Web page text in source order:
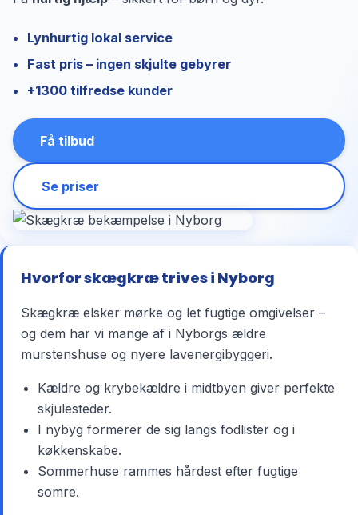
Lynhurtig lokal service
Fast pris – ingen skjulte gebyrer
+1300 tilfredse kunder
Få tilbud
Se priser
Hvorfor skægkræ trives i Nyborg
Skægkræ elsker mørke og let fugtige omgivelser –
og dem har vi mange af i Nyborgs ældre
murstenshuse og nyere lavenergibyggeri.
Kældre og krybekældre i midtbyen giver perfekte
skjulesteder.
I nybyg formerer de sig langs fodlister og i
køkkenskabe.
Sommerhuse rammes hårdest efter fugtige
somre.